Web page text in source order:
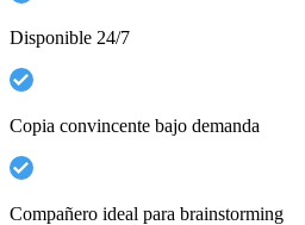
Disponible 24/7
Copia convincente bajo demanda
Compañero ideal para brainstorming